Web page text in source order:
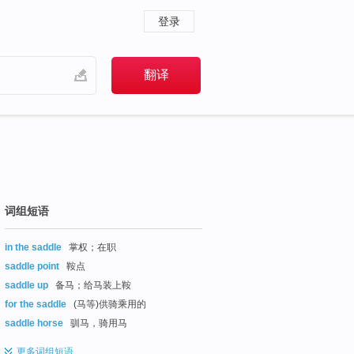
登录
词组短语
in the saddle
掌权；在职
saddle point
鞍点
saddle up
备马；给马装上鞍
for the saddle
(马等)供骑乘用的
saddle horse
驯马，骑用马
更多词组短语